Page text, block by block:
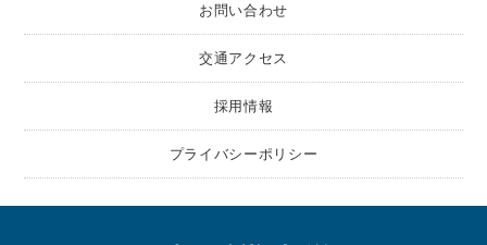
お問い合わせ
交通アクセス
採用情報
プライバシーポリシー